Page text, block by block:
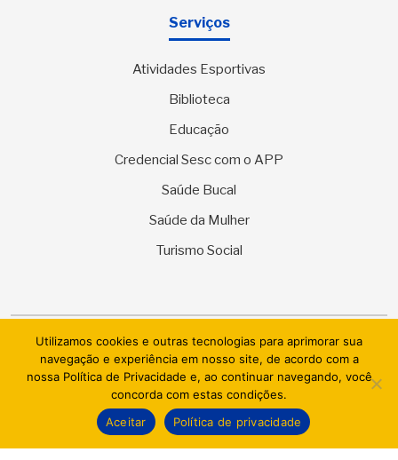
Serviços
Atividades Esportivas
Biblioteca
Educação
Credencial Sesc com o APP
Saúde Bucal
Saúde da Mulher
Turismo Social
© 2026 SESC Sergipe - Serviço Social do Comércio. Todos os
direitos reservados.
AI.BRAZIL TECHNOLOGIES & DATACENTER LTDA
Utilizamos cookies e outras tecnologias para aprimorar sua
navegação e experiência em nosso site, de acordo com a
nossa Política de Privacidade e, ao continuar navegando, você
concorda com estas condições.
Aceitar
Política de privacidade